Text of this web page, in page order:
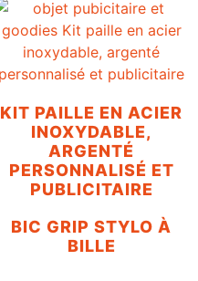
KIT PAILLE EN ACIER
INOXYDABLE,
ARGENTÉ
PERSONNALISÉ ET
PUBLICITAIRE
BIC GRIP STYLO À
BILLE